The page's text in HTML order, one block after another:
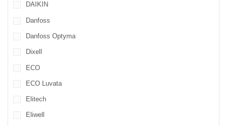
DAIKIN
Danfoss
Danfoss Optyma
Dixell
ECO
ECO Luvata
Elitech
Eliwell